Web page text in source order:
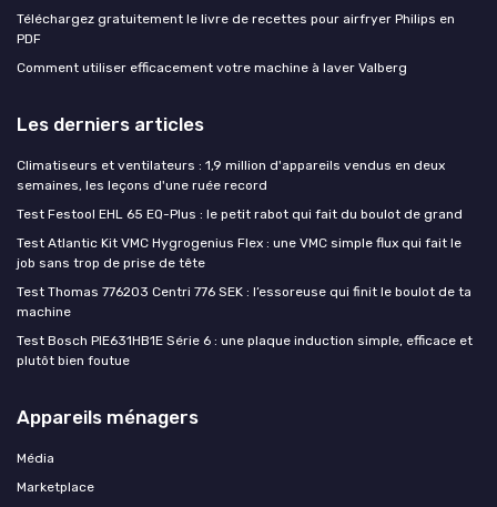
Téléchargez gratuitement le livre de recettes pour airfryer Philips en
PDF
Comment utiliser efficacement votre machine à laver Valberg
Les derniers articles
Climatiseurs et ventilateurs : 1,9 million d'appareils vendus en deux
semaines, les leçons d'une ruée record
Test Festool EHL 65 EQ-Plus : le petit rabot qui fait du boulot de grand
Test Atlantic Kit VMC Hygrogenius Flex : une VMC simple flux qui fait le
job sans trop de prise de tête
Test Thomas 776203 Centri 776 SEK : l’essoreuse qui finit le boulot de ta
machine
Test Bosch PIE631HB1E Série 6 : une plaque induction simple, efficace et
plutôt bien foutue
Appareils ménagers
Média
Marketplace